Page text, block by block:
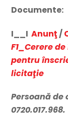
Documente:
I__IAnunţ /
F1_Cerere
pentru
licitaţie
Persoană de
0720.017.968.